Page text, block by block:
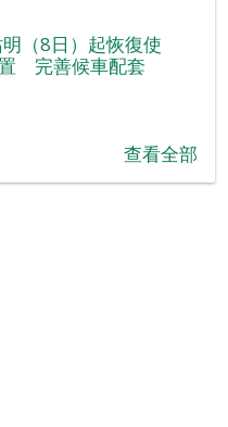
（8日）起恢復使
完善候車配套
查看全部